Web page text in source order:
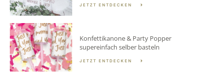
JETZT ENTDECKEN
Konfettikanone & Party Popper
supereinfach selber basteln
JETZT ENTDECKEN